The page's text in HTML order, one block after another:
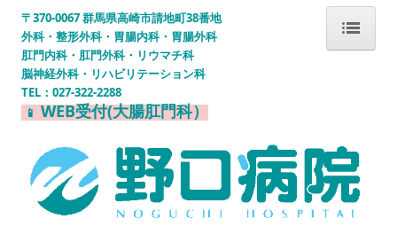
ホーム
医師紹介
病院案内
外来診療
〒370-0067 群馬県高崎市請地町38番地
外科・整形外科・胃腸内科・胃腸外科
肛門内科・肛門外科・リウマチ科
脳神経外科・リハビリテーション科
TEL：027-322-2288
📱 WEB受付(大腸肛門科）